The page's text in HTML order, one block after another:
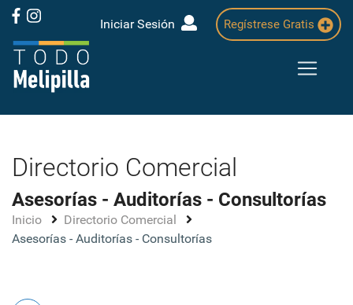
Iniciar Sesión Regístrese Gratis
Directorio Comercial
Asesorías - Auditorías - Consultorías
Inicio
Directorio Comercial
Asesorías - Auditorías - Consultorías